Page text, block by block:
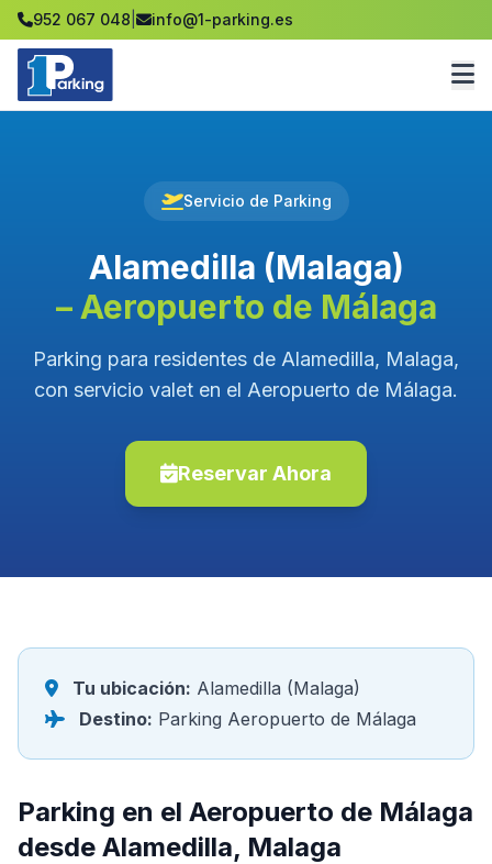
952 067 048 info@1-parking.es
Servicio de Parking
Alamedilla (Malaga)
– Aeropuerto de Málaga
Parking para residentes de Alamedilla, Malaga,
con servicio valet en el Aeropuerto de Málaga.
Reservar Ahora
Tu ubicación: Alamedilla (Malaga)
Destino: Parking Aeropuerto de Málaga
Parking en el Aeropuerto de Málaga
desde Alamedilla, Malaga